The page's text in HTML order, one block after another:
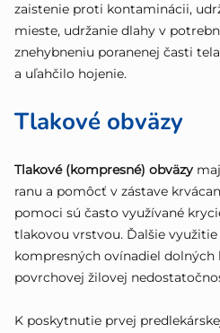
zaistenie proti kontaminácii,
mieste, udržanie dlahy v
znehybneniu poranenej časti
a uľahčilo hojenie.
Tlakové obväzy
Tlakové (kompresné) obväzy
ranu a pomôcť v zástave
pomoci sú často využívané
tlakovou vrstvou. Ďalšie
kompresných ovínadiel dolných
povrchovej žilovej
K poskytnutie prvej